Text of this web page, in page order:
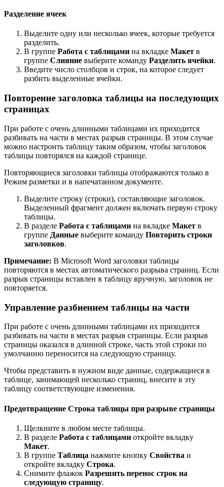
Разделение ячеек
Выделите одну или несколько ячеек, которые требуется
разделить.
В группе Работа с таблицами на вкладке Макет в
группе Слияние выберите команду Разделить ячейки.
Введите число столбцов и строк, на которое следует
разбить выделенные ячейки.
Повторение заголовка таблицы на последующих
страницах
При работе с очень длинными таблицами их приходится
разбивать на части в местах разрыв страницы. В этом случае
можно настроить таблицу таким образом, чтобы заголовок
таблицы повторялся на каждой странице.
Повторяющиеся заголовки таблицы отображаются только в
Режим разметки и в напечатанном документе.
Выделите строку (строки), составляющие заголовок.
Выделенный фрагмент должен включать первую строку
таблицы.
В разделе Работа с таблицами на вкладке Макет в
группе Данные выберите команду Повторить строки
заголовков.
Примечание: В Microsoft Word заголовки таблицы
повторяются в местах автоматического разрыва страниц. Если
разрыв страницы вставлен в таблицу вручную, заголовок не
повторяется.
Управление разбиением таблицы на части
При работе с очень длинными таблицами их приходится
разбивать на части в местах разрыв страницы. Если разрыв
страницы оказался в длинной строке, часть этой строки по
умолчанию переносится на следующую страницу.
Чтобы представить в нужном виде данные, содержащиеся в
таблице, занимающей несколько страниц, внесите в эту
таблицу соответствующие изменения.
Предотвращение Строка таблицы при разрыве страницы
Щелкните в любом месте таблицы.
В разделе Работа с таблицами откройте вкладку
Макет.
В группе Таблица нажмите кнопку Свойства и
откройте вкладку Строка.
Снимите флажок Разрешить перенос строк на
следующую страницу.